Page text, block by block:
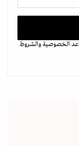
الخصوصيةوالشروط